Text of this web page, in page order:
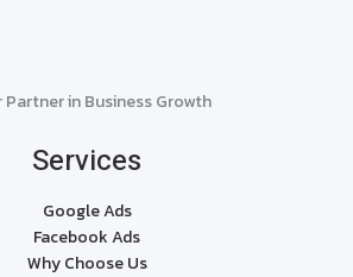
Partner in Business Growth
Services
Google Ads
Facebook Ads
Why Choose Us